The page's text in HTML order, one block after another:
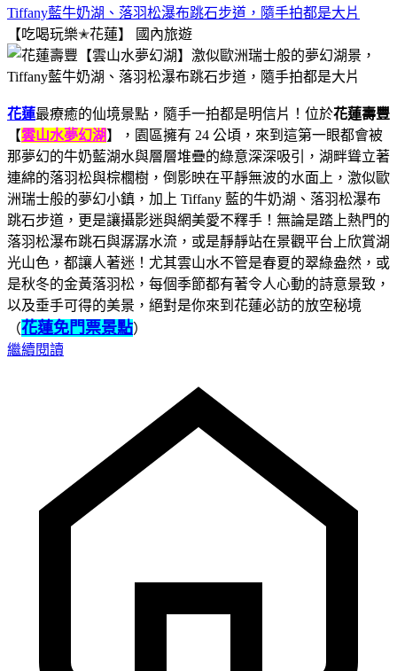
Tiffany藍牛奶湖、落羽松瀑布跳石步道，隨手拍都是大片
【吃喝玩樂✭花蓮】
國內旅遊
花蓮最療癒的仙境景點，隨手一拍都是明信片！位於花蓮壽豐
【雲山水夢幻湖】，園區擁有 24 公頃，來到這第一眼都會被
那夢幻的牛奶藍湖水與層層堆疊的綠意深深吸引，湖畔聳立著
連綿的落羽松與棕櫚樹，倒影映在平靜無波的水面上，激似歐
洲瑞士般的夢幻小鎮，加上 Tiffany 藍的牛奶湖、落羽松瀑布
跳石步道，更是讓攝影迷與網美愛不釋手！無論是踏上熱門的
落羽松瀑布跳石與潺潺水流，或是靜靜站在景觀平台上欣賞湖
光山色，都讓人著迷！尤其雲山水不管是春夏的翠綠盎然，或
是秋冬的金黃落羽松，每個季節都有著令人心動的詩意景致，
以及垂手可得的美景，絕對是你來到花蓮必訪的放空秘境
（花蓮免門票景點）
繼續閱讀